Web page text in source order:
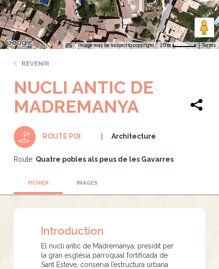
Image may be subject to copyright 20 m Terms
REVENIR
NUCLI ANTIC DE
MADREMANYA
ROUTE POI Architecture
Route: Quatre pobles als peus de les Gavarres
FICHIER IMAGES
Introduction
El nucli antic de Madremanya, presidit per
la gran església parroquial fortificada de
Sant Esteve, conserva l’estructura urbana